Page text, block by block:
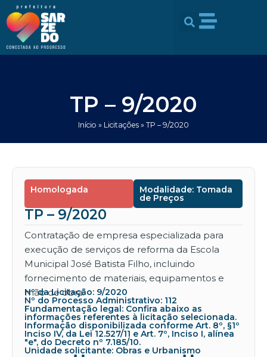
conteúdo
para
conteúdo
TP – 9/2020
Início » Licitações » TP – 9/2020
Homologada Modalidade: Tomada
de Preços
TP – 9/2020
Contratação de empresa especializada para
execução de serviços de reforma da Escola
Municipal José Batista Filho, incluindo
fornecimento de materiais, equipamentos e
mão de obra.
Nº da Licitação: 9/2020
Nº do Processo Administrativo: 112
Fundamentação legal: Confira abaixo as
informações referentes à licitação selecionada.
Informação disponibilizada conforme Art. 8º, §1º
Inciso IV, da Lei 12.527/11 e Art. 7º, Inciso I, alínea
"e", do Decreto nº 7.185/10.
Unidade solicitante: Obras e Urbanismo